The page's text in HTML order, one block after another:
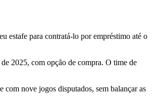
estafe para contratá-lo por empréstimo até o
2025, com opção de compra. O time de
com nove jogos disputados, sem balançar as